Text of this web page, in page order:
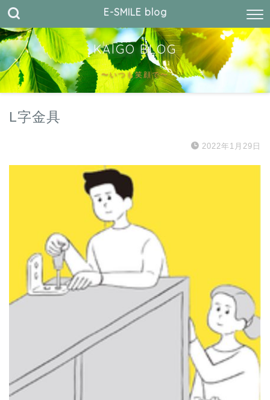
E-SMILE blog
KAIGO BLOG
〜いつも笑顔で〜
L字金具
2022年1月29日